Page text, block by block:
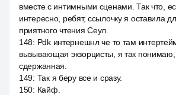
вместе с интимными сценами. Так что,
интересно, ребят, ссылочку я оставила
приятного чтения Сеул.
148: Pdk интернешнл че то там
вызывающая экзорцисты, я так понимаю,
сдержанная.
149: Так я беру все и сразу.
150: Кайф.